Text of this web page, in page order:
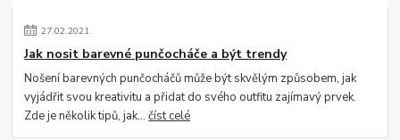
27.02.2021
Jak nosit barevné punčocháče a být trendy
Nošení barevných punčocháčů může být skvělým způsobem, jak
vyjádřit svou kreativitu a přidat do svého outfitu zajímavý prvek.
Zde je několik tipů, jak...číst celé